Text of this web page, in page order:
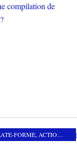
FORME, ACTION-AVENTURE